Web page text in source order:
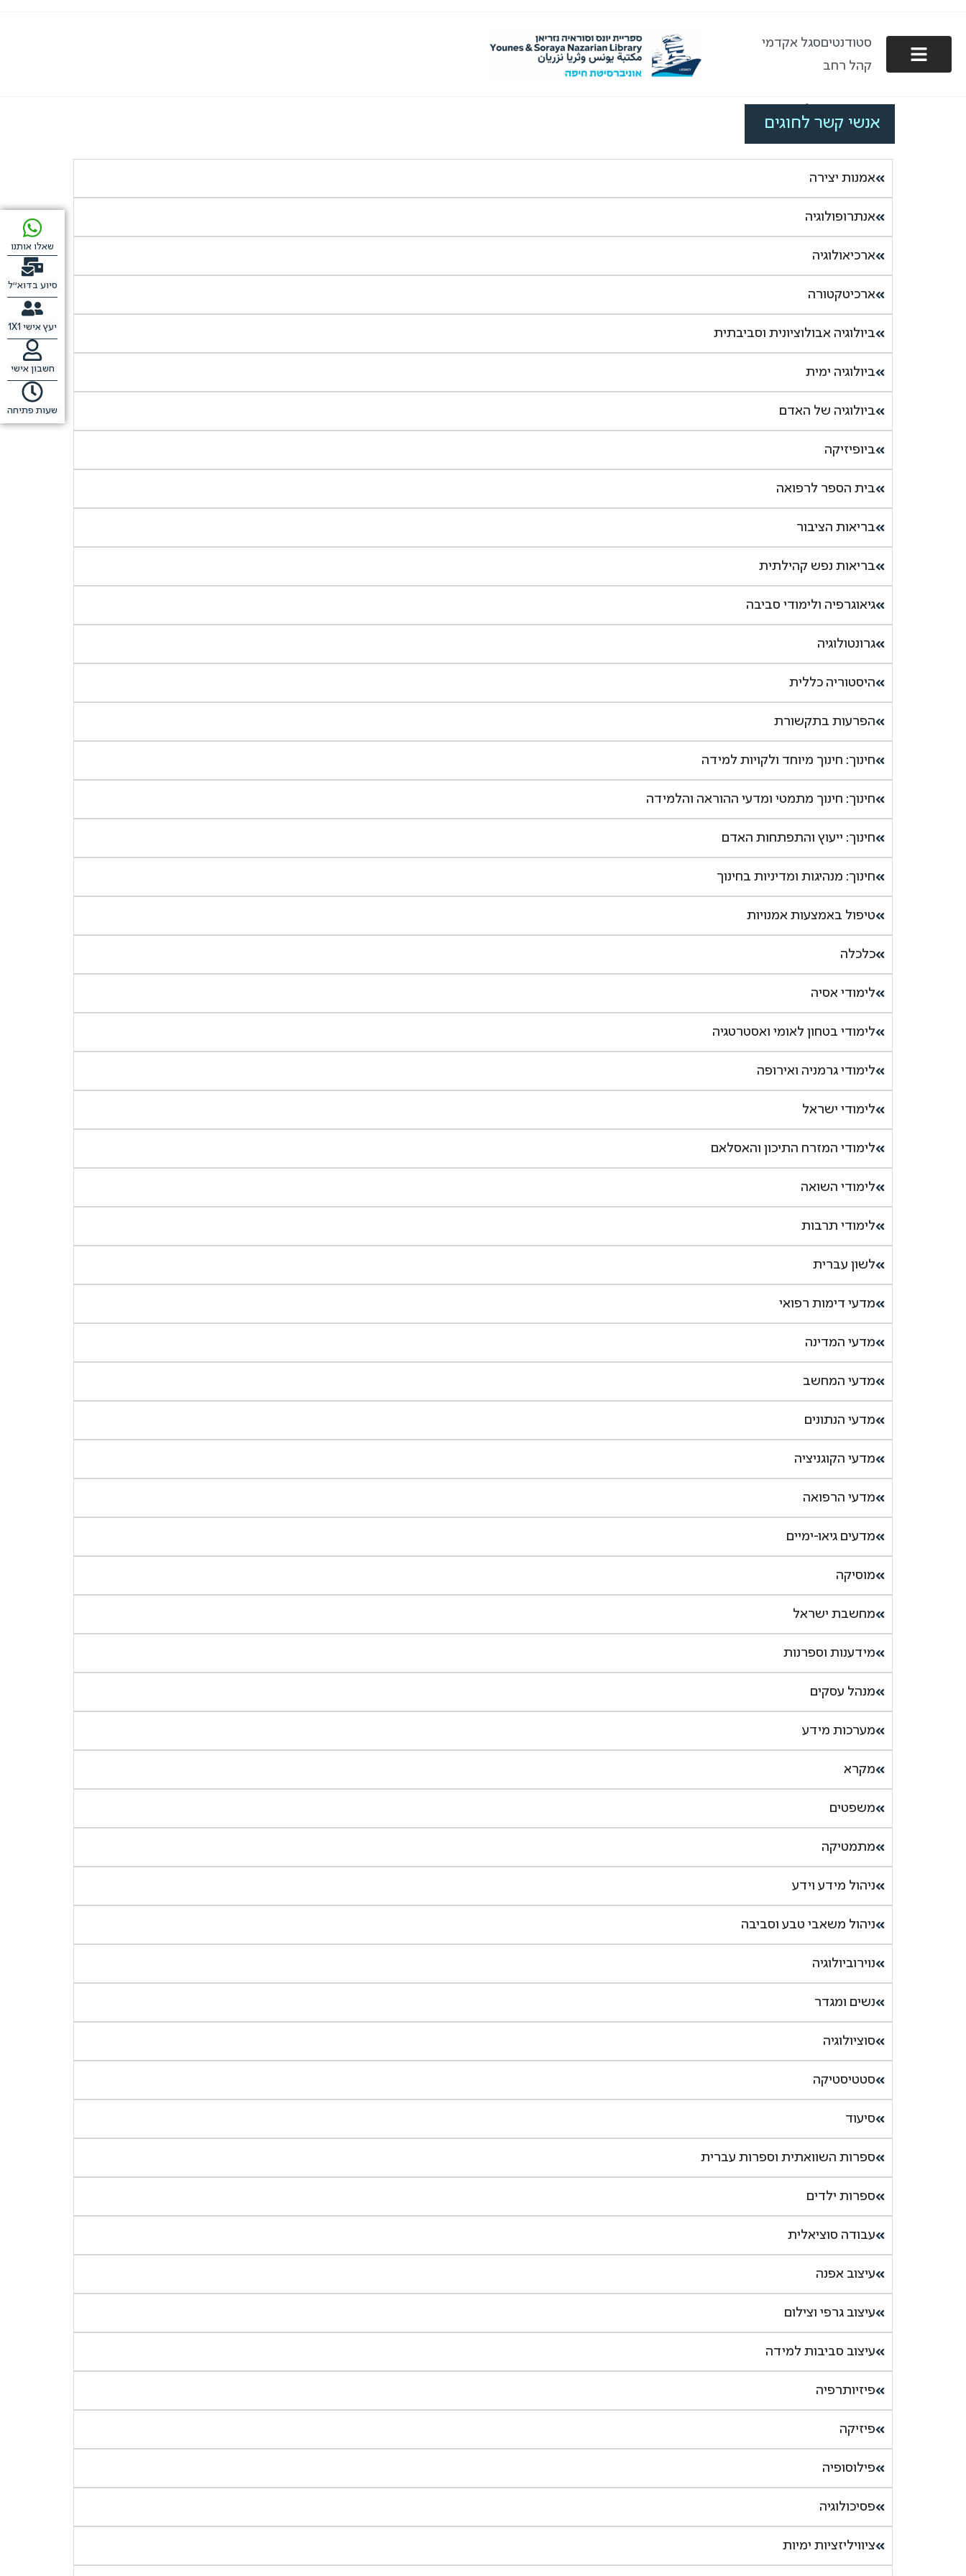
סטודנטיםסגל אקדמי
קהל רחב
אנשי קשר לחוגים
אנשי קשר לחוגים
אמנות יצירה
אנתרופולוגיה
ארכיאולוגיה
ארכיטקטורה
ביולוגיה אבולוציונית וסביבתית
ביולוגיה ימית
ביולוגיה של האדם
ביופיזיקה
בית הספר לרפואה
בריאות הציבור
בריאות נפש קהילתית
גיאוגרפיה ולימודי סביבה
גרונטולוגיה
היסטוריה כללית
הפרעות בתקשורת
חינוך: חינוך מיוחד ולקויות למידה
חינוך: חינוך מתמטי ומדעי ההוראה והלמידה
חינוך: ייעוץ והתפתחות האדם
חינוך: מנהיגות ומדיניות בחינוך
טיפול באמצעות אמנויות
כלכלה
לימודי אסיה
לימודי בטחון לאומי ואסטרטגיה
לימודי גרמניה ואירופה
לימודי ישראל
לימודי המזרח התיכון והאסלאם
לימודי השואה
לימודי תרבות
לשון עברית
מדעי דימות רפואי
מדעי המדינה
מדעי המחשב
מדעי הנתונים
מדעי הקוגניציה
מדעי הרפואה
מדעים גיאו-ימיים
מוסיקה
מחשבת ישראל
מידענות וספרנות
מנהל עסקים
מערכות מידע
מקרא
משפטים
מתמטיקה
ניהול מידע וידע
ניהול משאבי טבע וסביבה
נוירוביולוגיה
נשים ומגדר
סוציולוגיה
סטטיסטיקה
סיעוד
ספרות השוואתית וספרות עברית
ספרות ילדים
עבודה סוציאלית
עיצוב אפנה
עיצוב גרפי וצילום
עיצוב סביבות למידה
פיזיותרפיה
פיזיקה
פילוסופיה
פסיכולוגיה
ציוויליזציות ימיות
שאלו אותנו
סיוע בדוא"ל
יעץ אישי 1X1
חשבון אישי
שעות פתיחה